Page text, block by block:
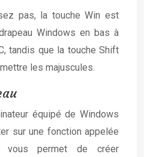
pas, la touche Win est
Windows en bas à
tandis que la touche Shift
les majuscules.
équipé de Windows
sur une fonction appelée
vous permet de créer